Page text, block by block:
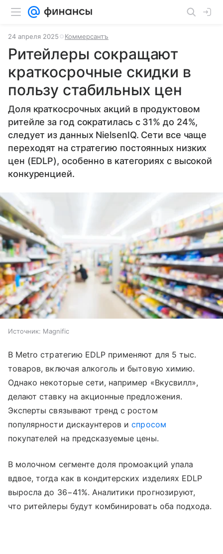
24 апреля 2025 Коммерсантъ
Ритейлеры сокращают
краткосрочные скидки в
пользу стабильных цен
Доля краткосрочных акций в продуктовом
ритейле за год сократилась с 31% до 24%,
следует из данных NielsenIQ. Сети все чаще
переходят на стратегию постоянных низких
цен (EDLP), особенно в категориях с высокой
конкуренцией.
Источник: Magnific
В Metro стратегию EDLP применяют для 5 тыс.
товаров, включая алкоголь и бытовую химию.
Однако некоторые сети, например «Вкусвилл»,
делают ставку на акционные предложения.
Эксперты связывают тренд с ростом
популярности дискаунтеров испросом
покупателей на предсказуемые цены.
В молочном сегменте доля промоакций упала
вдвое, тогда как в кондитерских изделиях EDLP
выросла до 36−41%. Аналитики прогнозируют,
что ритейлеры будут комбинировать оба подхода.